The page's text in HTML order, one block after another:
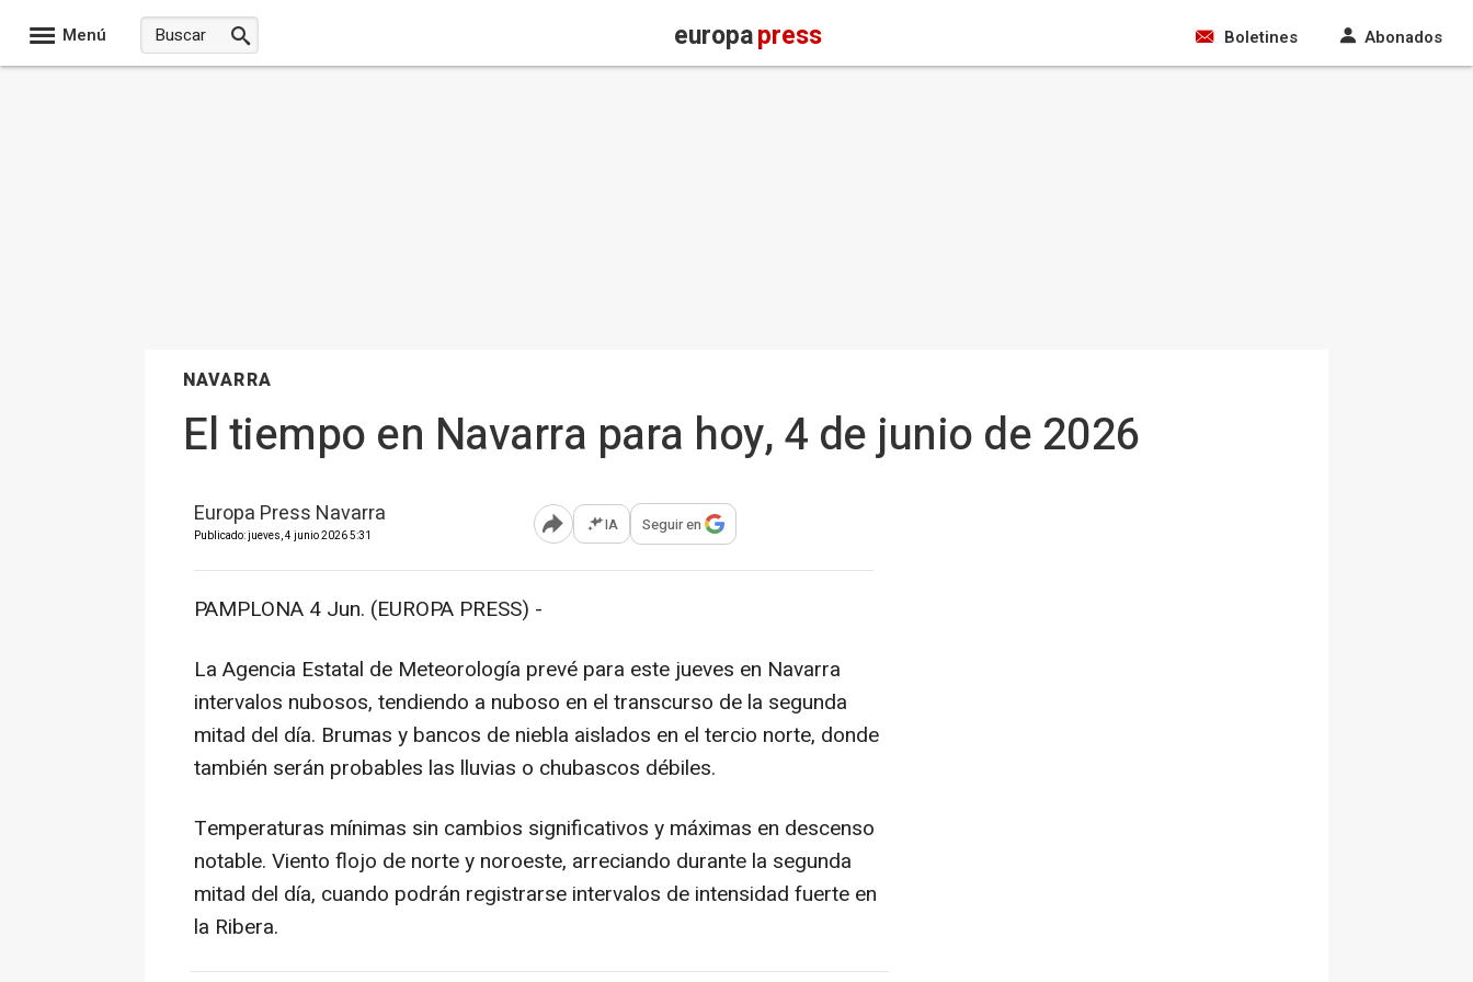
Menú europapress Boletines Abonados
NAVARRA
El tiempo en Navarra para hoy, 4 de junio de 2026
Europa Press Navarra
Publicado: jueves, 4 junio 2026 5:31 Abrir opciones para compartir
IA Seguir en
PAMPLONA 4 Jun. (EUROPA PRESS) -
La Agencia Estatal de Meteorología prevé para este jueves en Navarra
intervalos nubosos, tendiendo a nuboso en el transcurso de la segunda
mitad del día. Brumas y bancos de niebla aislados en el tercio norte, donde
también serán probables las lluvias o chubascos débiles.
Temperaturas mínimas sin cambios significativos y máximas en descenso
notable. Viento flojo de norte y noroeste, arreciando durante la segunda
mitad del día, cuando podrán registrarse intervalos de intensidad fuerte en
la Ribera.